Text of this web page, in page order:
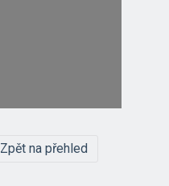
Zpět na přehled